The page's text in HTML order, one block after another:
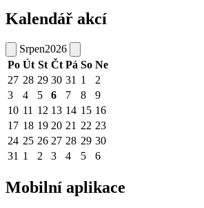
Kalendář akcí
Srpen2026
Po Út St Čt Pá So Ne
27 28 29 30 31 1
2
3
4 5 6 7 8
9
10 11 12 13 14 15 16
17 18 19 20 21 22 23
24 25 26 27 28 29 30
31 1 2 3 4 5 6
Mobilní aplikace